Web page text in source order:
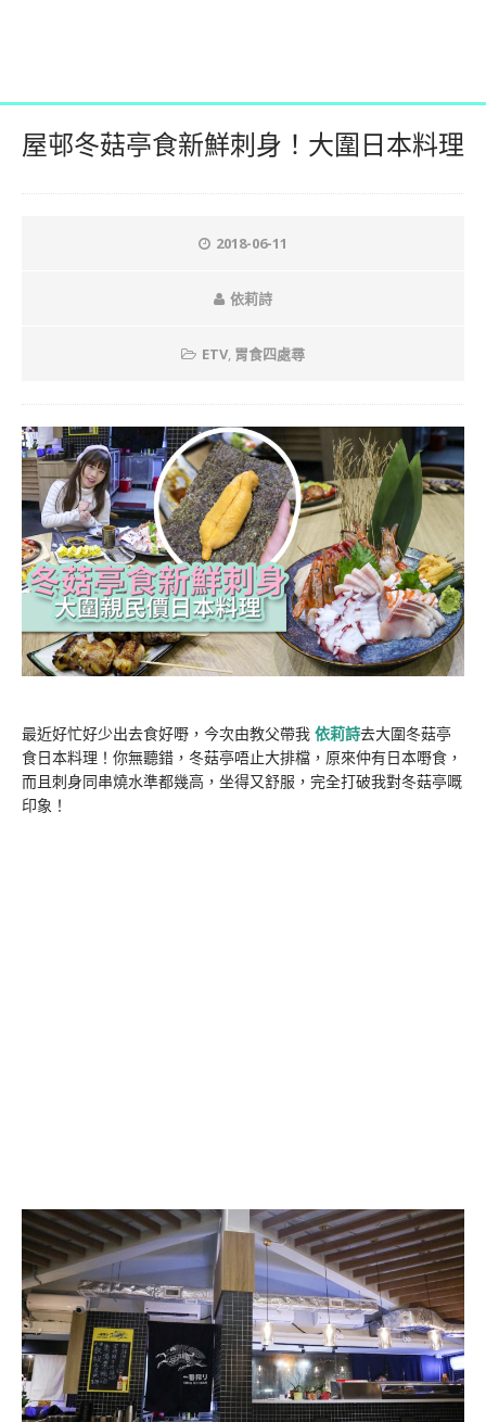
屋邨冬菇亭食新鮮刺身！大圍日本料理
2018-06-11
依莉詩
ETV, 胃食四處尋
最近好忙好少出去食好嘢，今次由教父帶我 依莉詩去大圍冬菇亭
食日本料理！你無聽錯，冬菇亭唔止大排檔，原來仲有日本嘢食，
而且刺身同串燒水準都幾高，坐得又舒服，完全打破我對冬菇亭嘅
印象！